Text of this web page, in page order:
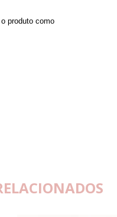
produto como